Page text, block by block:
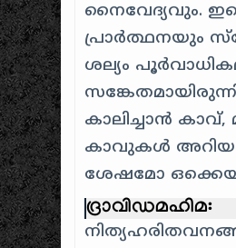
നൈവേദ്യവും.
പ്രാർത്ഥനയും
ശല്യം
കാലിച്ചാൻ
കാവുകൾ
ശേഷമോ
ദ്രാവിഡമഹിമ: